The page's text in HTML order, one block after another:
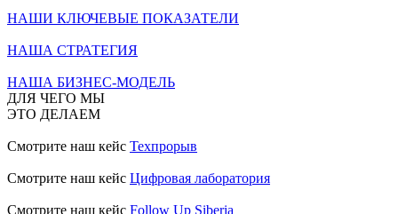
НАШИ КЛЮЧЕВЫЕ ПОКАЗАТЕЛИ
НАША СТРАТЕГИЯ
НАША БИЗНЕС-МОДЕЛЬ
ДЛЯ ЧЕГО МЫ
ЭТО ДЕЛАЕМ
Смотрите наш кейс Техпрорыв
Смотрите наш кейс Цифровая лаборатория
Смотрите наш кейс Follow Up Siberia